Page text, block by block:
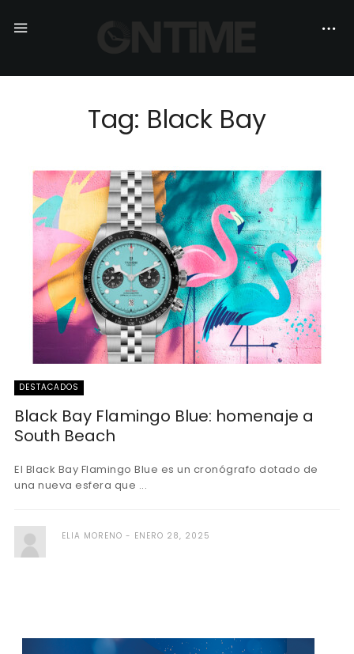
Tag: Black Bay
DESTACADOS
Black Bay Flamingo Blue: homenaje a
South Beach
El Black Bay Flamingo Blue es un cronógrafo dotado de
una nueva esfera que ...
ELIA MORENO ENERO 28, 2025